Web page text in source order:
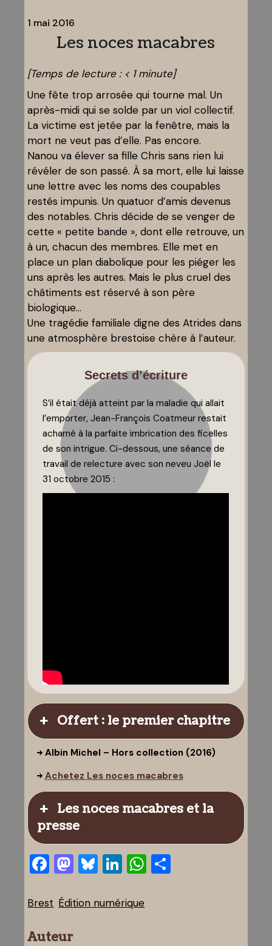
1 mai 2016
Les noces macabres
[Temps de lecture : < 1 minute]
Une fête trop arrosée qui tourne mal. Un
après-midi qui se solde par un viol collectif.
La victime est jetée par la fenêtre, mais la
mort ne veut pas d’elle. Pas encore.
Nanou va élever sa fille Chris sans rien lui
révéler de son passé. À sa mort, elle lui laisse
une lettre avec les noms des coupables
restés impunis. Un quatuor d’amis devenus
des notables. Chris décide de se venger de
cette « petite bande », dont elle retrouve, un
à un, chacun des membres. Elle met en
place un plan diabolique pour les piéger les
uns après les autres. Mais le plus cruel des
châtiments est réservé à son père
biologique…
Une tragédie familiale digne des Atrides dans
une atmosphère brestoise chère à l’auteur.
Secrets d’écriture
S’il était déjà atteint par la maladie qui allait
l’emporter, Jean-François Coatmeur restait
acharné à la parfaite imbrication des ficelles
de son intrigue. Ci-dessous, une séance de
travail de relecture avec son neveu Joël le
31 octobre 2015 :
Offert : le premier chapitre
Albin Michel – Hors collection (2016)
Achetez Les noces macabres
Les noces macabres et la
presse
Facebook
Mastodon
Bluesky
LinkedIn
WhatsApp
Brest Édition numérique
Auteur